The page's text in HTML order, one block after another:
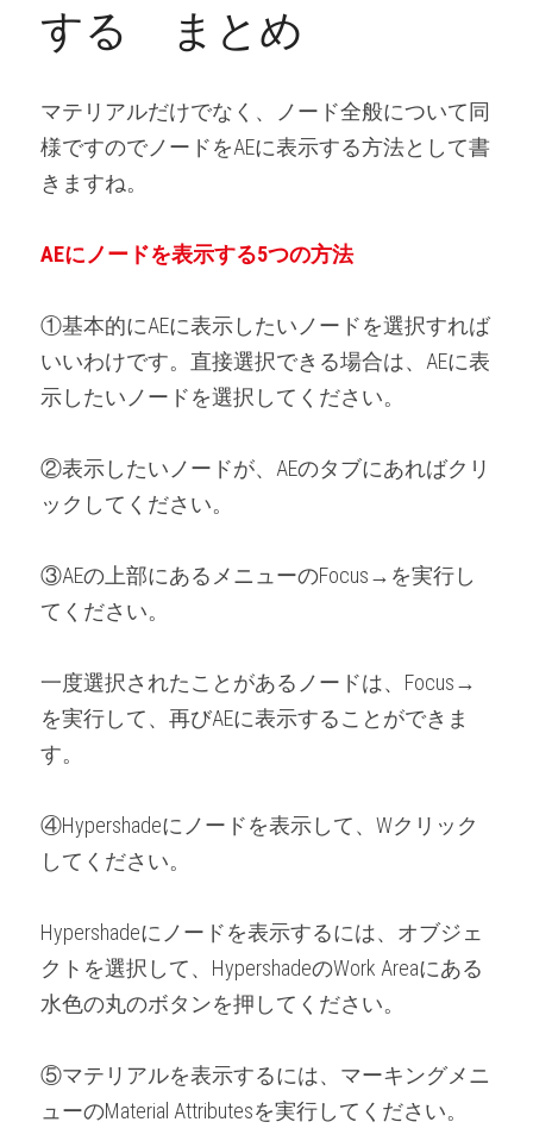
する　まとめ
マテリアルだけでなく、ノード全般について同
様ですのでノードをAEに表示する方法として書
きますね。
AEにノードを表示する5つの方法
①基本的にAEに表示したいノードを選択すれば
いいわけです。直接選択できる場合は、AEに表
示したいノードを選択してください。
②表示したいノードが、AEのタブにあればクリ
ックしてください。
③AEの上部にあるメニューのFocus→を実行し
てください。
一度選択されたことがあるノードは、Focus→
を実行して、再びAEに表示することができま
す。
④Hypershadeにノードを表示して、Wクリック
してください。
Hypershadeにノードを表示するには、オブジェ
クトを選択して、HypershadeのWork Areaにある
水色の丸のボタンを押してください。
⑤マテリアルを表示するには、マーキングメニ
ューのMaterial Attributesを実行してください。